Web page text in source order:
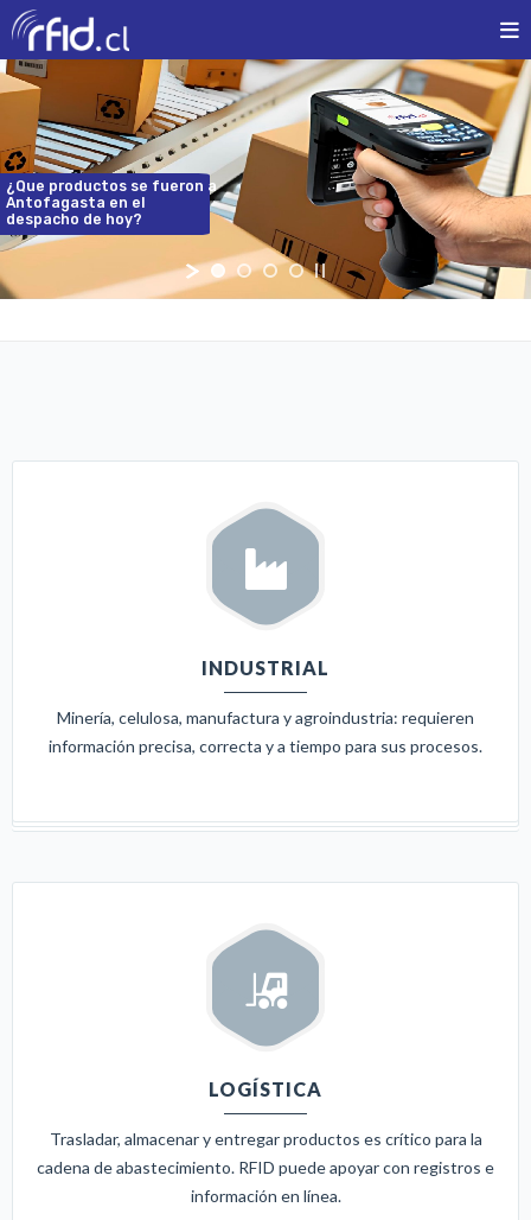
¿Que productos se fueron a
Antofagasta en el
despacho de hoy?
INDUSTRIAL
Minería, celulosa, manufactura y agroindustria: requieren
información precisa, correcta y a tiempo para sus procesos.
LOGÍSTICA
Trasladar, almacenar y entregar productos es crítico para la
cadena de abastecimiento. RFID puede apoyar con registros e
información en línea.